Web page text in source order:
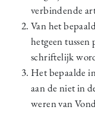
verbindende
Van het
hetgeen tussen
schriftelijk
Het bepaalde
aan de niet in
weren van